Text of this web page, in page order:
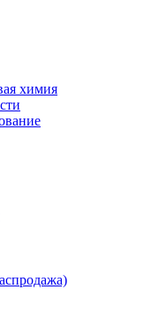
химия